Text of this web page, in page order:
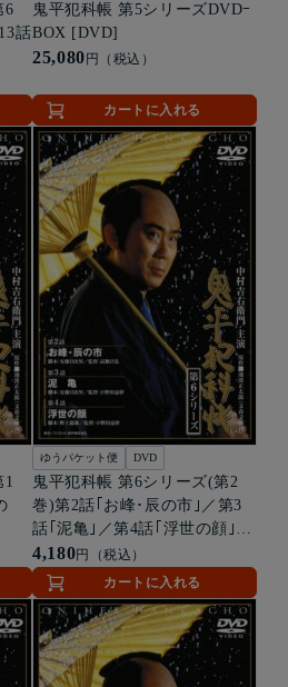
6
話
鬼平犯科帳 第5シリーズDVDｰ
BOX [DVD]
25,080 円（税込）
カートに入れる
1
ゆうパケット便 DVD
鬼平犯科帳 第6シリーズ(第2
巻)第2話｢お峰･辰の市｣／第3
話｢泥亀｣／第4話｢浮世の顔｣
[DVD]
4,180円（税込）
カートに入れる